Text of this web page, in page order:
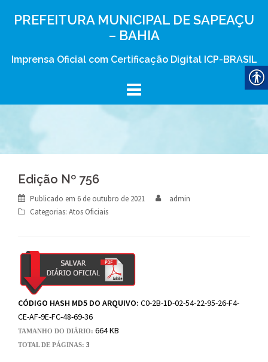
PREFEITURA MUNICIPAL DE SAPEAÇU
– BAHIA
Imprensa Oficial com Certificação Digital ICP-BRASIL
Edição Nº 756
Publicado em 6 de outubro de 2021
admin
Categorias: Atos Oficiais
CÓDIGO HASH MD5 DO ARQUIVO: C0-2B-1D-02-54-22-95-26-F4-
CE-AF-9E-FC-48-69-36
TAMANHO DO DIÁRIO: 664 KB
TOTAL DE PÁGINAS: 3